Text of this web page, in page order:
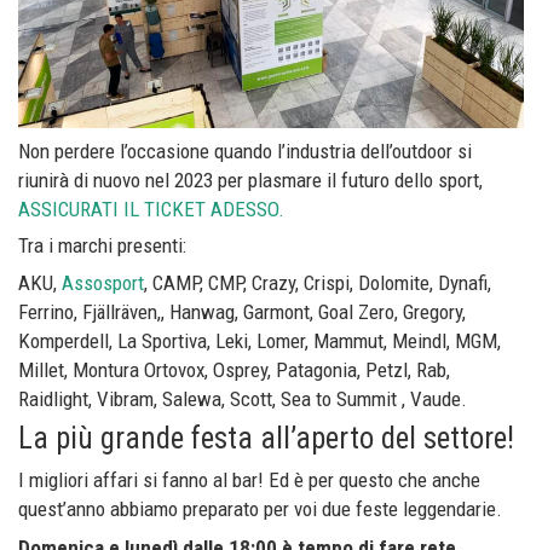
Non perdere l’occasione quando l’industria dell’outdoor si
riunirà di nuovo nel 2023 per plasmare il futuro dello sport,
ASSICURATI IL TICKET ADESSO.
Tra i marchi presenti:
AKU, Assosport, CAMP, CMP, Crazy, Crispi, Dolomite, Dynafi,
Ferrino, Fjällräven,, Hanwag, Garmont, Goal Zero, Gregory,
Komperdell, La Sportiva, Leki, Lomer, Mammut, Meindl, MGM,
Millet, Montura Ortovox, Osprey, Patagonia, Petzl, Rab,
Raidlight, Vibram, Salewa, Scott, Sea to Summit , Vaude.
La più grande festa all’aperto del settore!
I migliori affari si fanno al bar! Ed è per questo che anche
quest’anno abbiamo preparato per voi due feste leggendarie.